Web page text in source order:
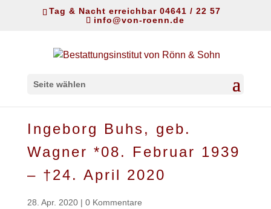
Tag & Nacht erreichbar 04641 / 22 57
info@von-roenn.de
Seite wählen
Ingeborg Buhs, geb.
Wagner *08. Februar 1939
– †24. April 2020
28. Apr. 2020| 0 Kommentare